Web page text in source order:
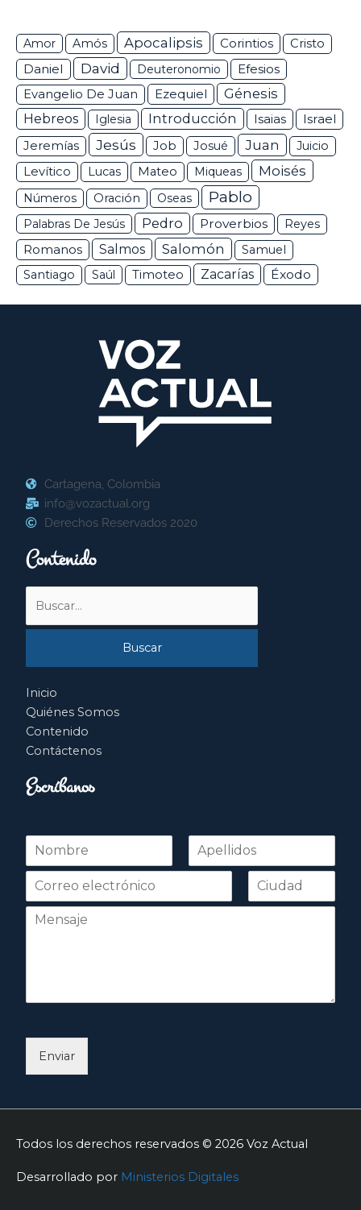
Amor Amós Apocalipsis Corintios Cristo
Daniel David Deuteronomio Efesios
Evangelio De Juan Ezequiel
Génesis
Hebreos
Iglesia Introducción Isaias Israel
Jeremías Jesús Job Josué Juan
Juicio
Levítico
Lucas Mateo Miqueas Moisés
Números Oración Oseas Pablo
Palabras De Jesús Pedro Proverbios Reyes
Romanos Salmos Salomón
Samuel
Santiago
Saúl Timoteo Zacarías Éxodo
Cartagena, Colombia
info@vozactual.org
Derechos Reservados 2020
Contenido
por:
Inicio
Quiénes Somos
Contenido
Contáctenos
Escríbanos
N
m
r
Nombre Apellidos
Enviar
Todos los derechos reservados © 2026 Voz Actual
Desarrollado por Ministerios Digitales